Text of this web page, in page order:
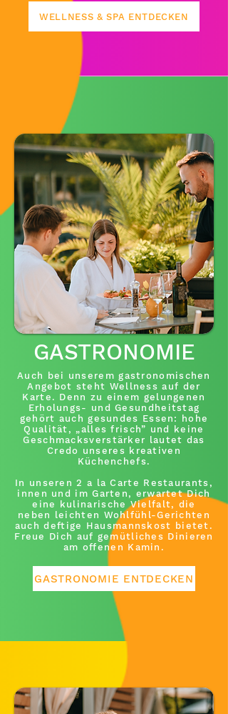
WELLNESS & SPA ENTDECKEN
GASTRONOMIE
Auch bei unserem gastronomischen
Angebot steht Wellness auf der
Karte. Denn zu einem gelungenen
Erholungs- und Gesundheitstag
gehört auch gesundes Essen: hohe
Qualität, „alles frisch” und keine
Geschmacksverstärker lautet das
Credo unseres kreativen
Küchenchefs.
In unseren 2 a la Carte Restaurants,
innen und im Garten, erwartet Dich
eine kulinarische Vielfalt, die
neben leichten Wohlfühl-Gerichten
auch deftige Hausmannskost bietet.
Freue Dich auf gemütliches Dinieren
am offenen Kamin.
GASTRONOMIE ENTDECKEN